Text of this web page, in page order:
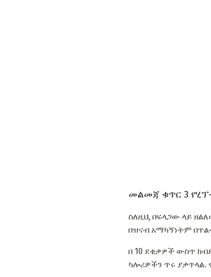
መልመጃ ቁጥር 3
ስለዚህ, በፍላጋው ላይ
በዝናብ አማካኝነትም
በ 10 ደቂቃዎች ውስጥ
ካሎሪዎችን ጥሩ ያቃጥላል.